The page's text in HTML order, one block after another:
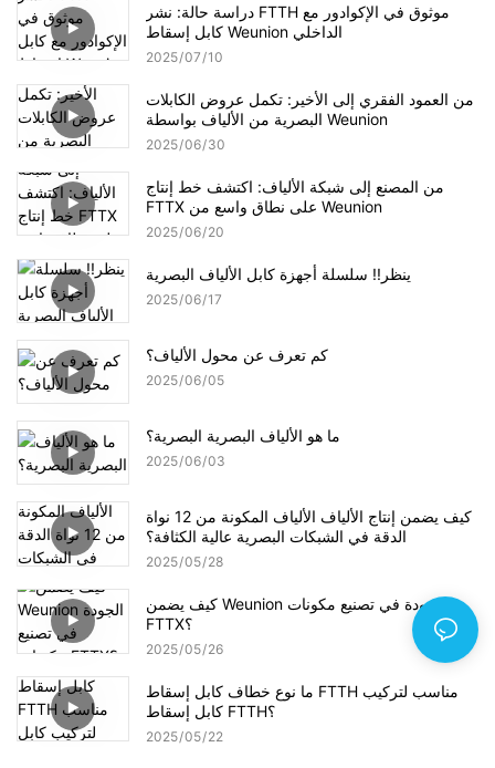
دراسة حالة: نشر FTTH موثوق في الإكوادور مع
كابل إسقاط Weunion الداخلي
2025 07 10
من العمود الفقري إلى الأخير: تكمل عروض الكابلات
البصرية من الألياف بواسطة Weunion
2025 06 30
من المصنع إلى شبكة الألياف: اكتشف خط إنتاج
FTTX على نطاق واسع من Weunion
2025 06 20
ينظر!! سلسلة أجهزة كابل الألياف البصرية
2025 06 17
كم تعرف عن محول الألياف؟
2025 06 05
ما هو الألياف البصرية البصرية؟
2025 06 03
كيف يضمن إنتاج الألياف الألياف المكونة من 12 نواة
الدقة في الشبكات البصرية عالية الكثافة؟
2025 05 28
كيف يضمن Weunion الجودة في تصنيع مكونات
FTTX؟
2025 05 26
ما نوع خطاف كابل إسقاط FTTH مناسب لتركيب
كابل إسقاط FTTH؟
2025 05 22